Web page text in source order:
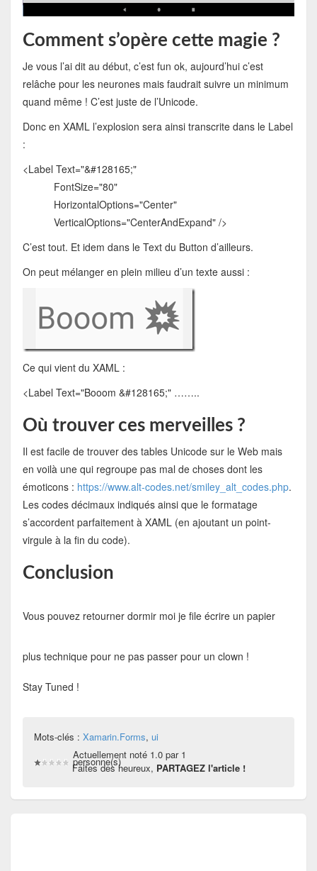
Comment s’opère cette magie ?
Je vous l’ai dit au début, c’est fun ok, aujourd’hui c’est
relâche pour les neurones mais faudrait suivre un minimum
quand même ! C’est juste de l’Unicode.
Donc en XAML l’explosion sera ainsi transcrite dans le Label
:
<Label Text="&#128165;"
FontSize="80"
HorizontalOptions="Center"
VerticalOptions="CenterAndExpand" />
C’est tout. Et idem dans le Text du Button d’ailleurs.
On peut mélanger en plein milieu d’un texte aussi :
Ce qui vient du XAML :
<Label Text="Booom &#128165;" ……..
Où trouver ces merveilles ?
Il est facile de trouver des tables Unicode sur le Web mais
en voilà une qui regroupe pas mal de choses dont les
émoticons : https://www.alt-codes.net/smiley_alt_codes.php.
Les codes décimaux indiqués ainsi que le formatage
s’accordent parfaitement à XAML (en ajoutant un point-
virgule à la fin du code).
Conclusion
Vous pouvez retourner dormir moi je file écrire un papier
plus technique pour ne pas passer pour un clown !
Stay Tuned !
Mots-clés : Xamarin.Forms, ui
Actuellement noté 1.0 par 1
personne(s)
Faites des heureux, PARTAGEZ l'article !